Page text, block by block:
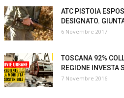
ATC PISTOIA
DESIGNATO.
6 Novembre 2017
TOSCANA 92%
REGIONE INVESTA
7 Novembre 2016